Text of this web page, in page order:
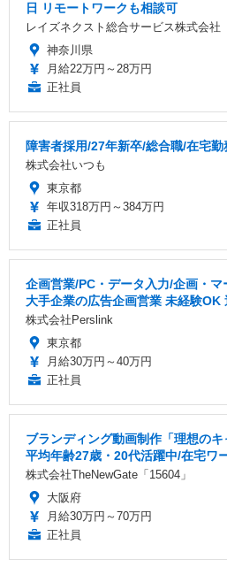
日 リモートワークも相談可
レイズネクスト総合サービス株式会社
神奈川県
月給22万円～28万円
正社員
障害者採用/27年新卒/総合職/在宅勤
株式会社いつも
東京都
年収318万円～384万円
正社員
企画営業/PC・データ入力/企画・マ
大手企業の広告企画営業 未経験OK
株式会社Perslink
東京都
月給30万円～40万円
正社員
ブランディング動画制作「理想の
平均年齢27歳・20代活躍中/在宅ワ
株式会社TheNewGate「15604」
大阪府
月給30万円～70万円
正社員